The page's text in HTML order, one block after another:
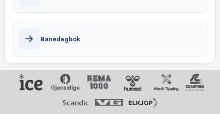
Banedagbok